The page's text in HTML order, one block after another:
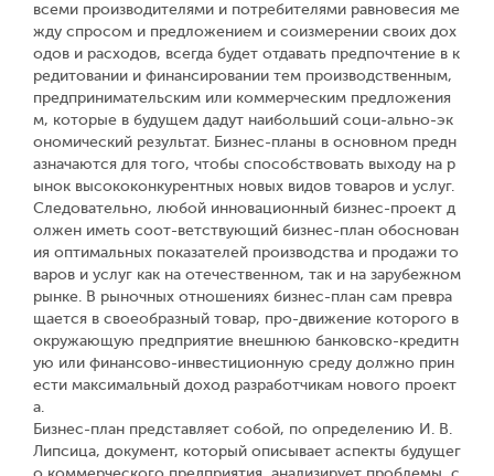
всеми производителями и потребителями равновесия ме
жду спросом и предложением и соизмерении своих дох
одов и расходов, всегда будет отдавать предпочтение в к
редитовании и финансировании тем производственным,
предпринимательским или коммерческим предложения
м, которые в будущем дадут наибольший соци-ально-эк
ономический результат. Бизнес-планы в основном предн
азначаются для того, чтобы способствовать выходу на р
ынок высококонкурентных новых видов товаров и услуг.
Следовательно, любой инновационный бизнес-проект д
олжен иметь соот-ветствующий бизнес-план обоснован
ия оптимальных показателей производства и продажи то
варов и услуг как на отечественном, так и на зарубежном
рынке. В рыночных отношениях бизнес-план сам превра
щается в своеобразный товар, про-движение которого в
окружающую предприятие внешнюю банковско-кредитн
ую или финансово-инвестиционную среду должно прин
ести максимальный доход разработчикам нового проект
а.
Бизнес-план представляет собой, по определению И. В.
Липсица, документ, который описывает аспекты будущег